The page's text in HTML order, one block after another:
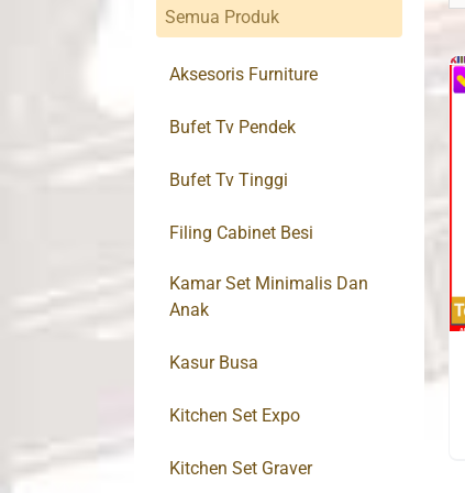
Semua Produk
Aksesoris Furniture
Bufet Tv Pendek
Bufet Tv Tinggi
Filing Cabinet Besi
Kamar Set Minimalis Dan
Anak
Kasur Busa
Kitchen Set Expo
Kitchen Set Graver